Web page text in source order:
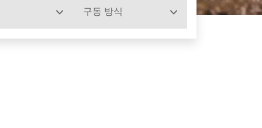
구동 방식